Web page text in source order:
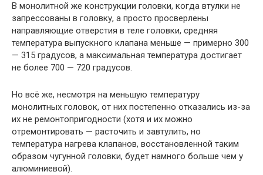
В монолитной же конструкции головки, когда втулки не
запрессованы в головку, а просто просверлены
направляющие отверстия в теле головки, средняя
температура выпускного клапана меньше — примерно 300
— 315 градусов, а максимальная температура достигает
не более 700 — 720 градусов.
Но всё же, несмотря на меньшую температуру
монолитных головок, от них постепенно отказались из-за
их не ремонтопригодности (хотя и их можно
отремонтировать — расточить и завтулить, но
температура нагрева клапанов, восстановленной таким
образом чугунной головки, будет намного больше чем у
алюминиевой).